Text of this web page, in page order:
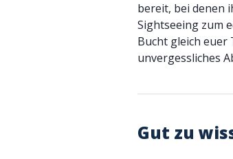
bereit, bei denen
Sightseeing zum
Bucht gleich euer
unvergessliches
Gut zu